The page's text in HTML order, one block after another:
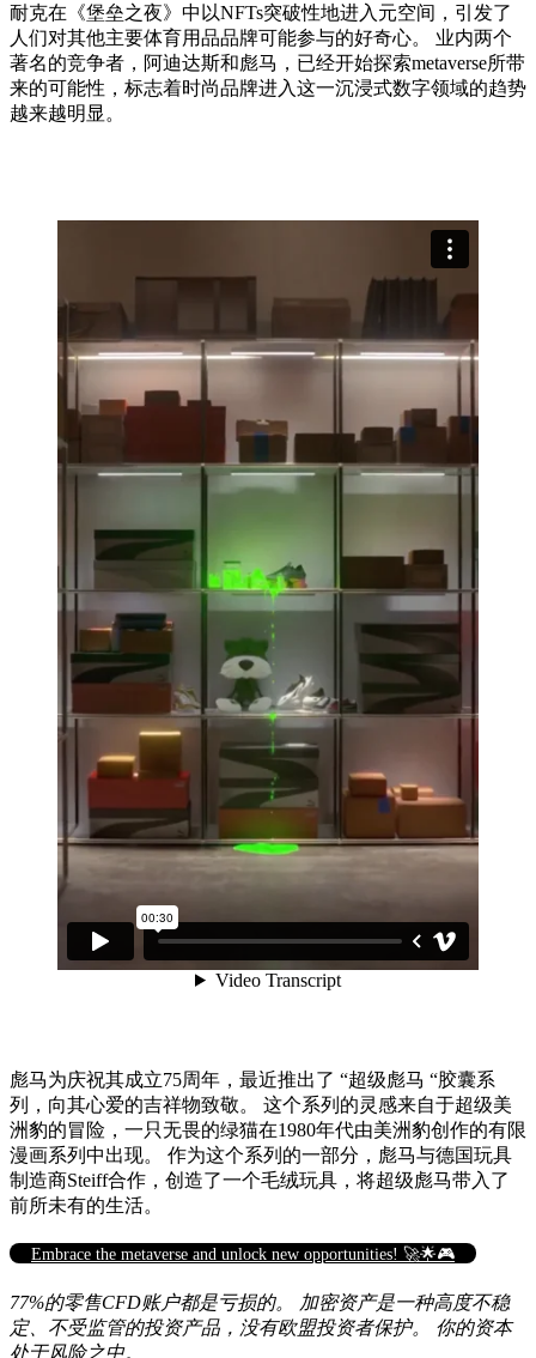
耐克在《堡垒之夜》中以NFTs突破性地进入元空间，引发了
人们对其他主要体育用品品牌可能参与的好奇心。 业内两个
著名的竞争者，阿迪达斯和彪马，已经开始探索metaverse所带
来的可能性，标志着时尚品牌进入这一沉浸式数字领域的趋势
越来越明显。
彪马为庆祝其成立75周年，最近推出了 “超级彪马 “胶囊系
列，向其心爱的吉祥物致敬。 这个系列的灵感来自于超级美
洲豹的冒险，一只无畏的绿猫在1980年代由美洲豹创作的有限
漫画系列中出现。 作为这个系列的一部分，彪马与德国玩具
制造商Steiff合作，创造了一个毛绒玩具，将超级彪马带入了
前所未有的生活。
Embrace the metaverse and unlock new opportunities! 🚀🌟🎮
77%的零售CFD账户都是亏损的。 加密资产是一种高度不稳
定、不受监管的投资产品，没有欧盟投资者保护。 你的资本
处于风险之中。